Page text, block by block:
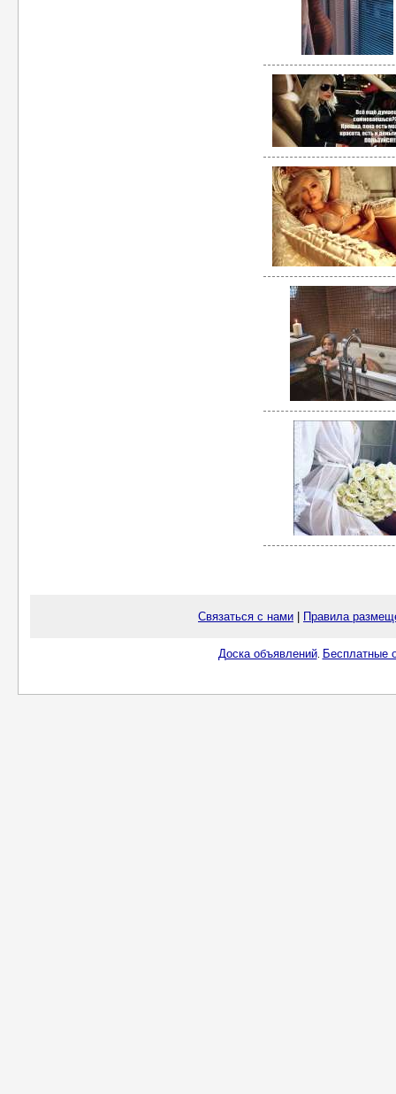
Связаться с нами Правила
Доска объявлений. Бесплатные